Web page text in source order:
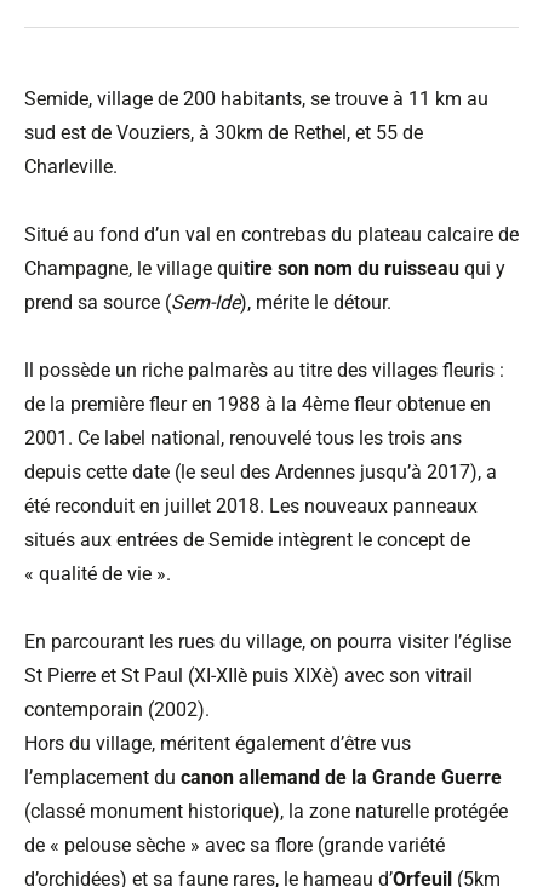
Semide, village de 200 habitants, se trouve à 11 km au
sud est de Vouziers, à 30km de Rethel, et 55 de
Charleville.
Situé au fond d’un val en contrebas du plateau calcaire de
Champagne, le village quitire son nom du ruisseau qui y
prend sa source (Sem-Ide), mérite le détour.
ll possède un riche palmarès au titre des villages fleuris :
de la première fleur en 1988 à la 4ème fleur obtenue en
2001. Ce label national, renouvelé tous les trois ans
depuis cette date (le seul des Ardennes jusqu’à 2017), a
été reconduit en juillet 2018. Les nouveaux panneaux
situés aux entrées de Semide intègrent le concept de
« qualité de vie ».
En parcourant les rues du village, on pourra visiter l’église
St Pierre et St Paul (XI-XIIè puis XIXè) avec son vitrail
contemporain (2002).
Hors du village, méritent également d’être vus
l’emplacement du canon allemand de la Grande Guerre
(classé monument historique), la zone naturelle protégée
de « pelouse sèche » avec sa flore (grande variété
d’orchidées) et sa faune rares, le hameau d’Orfeuil (5km